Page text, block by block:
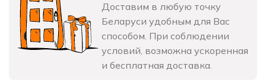
Доставим в любую точку
Беларуси удобным для Вас
способом. При соблюдении
условий, возможна ускоренная
и бесплатная доставка.